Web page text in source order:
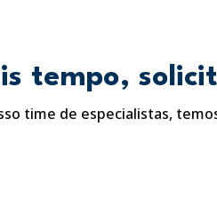
tempo,
time de especialistas,